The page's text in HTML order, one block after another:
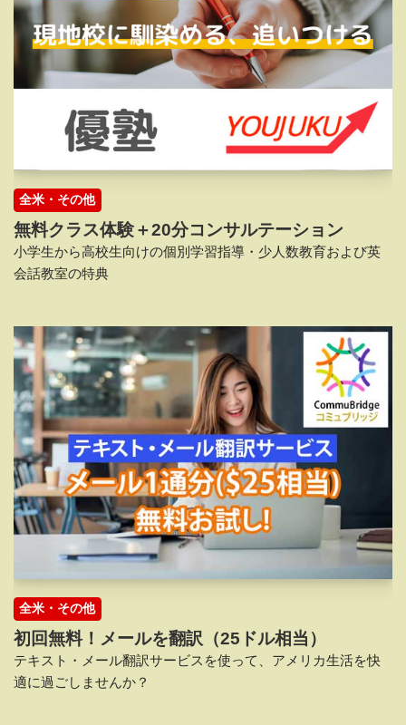
全米・その他
無料クラス体験＋20分コンサルテーション
小学生から高校生向けの個別学習指導・少人数教育および英
会話教室の特典
全米・その他
初回無料！メールを翻訳（25ドル相当）
テキスト・メール翻訳サービスを使って、アメリカ生活を快
適に過ごしませんか？